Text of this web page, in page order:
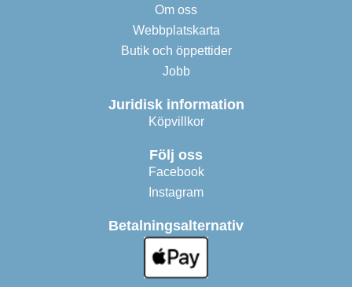
Om oss
Webbplatskarta
Butik och öppettider
Jobb
Juridisk information
Köpvillkor
Följ oss
Facebook
Instagram
Betalningsalternativ